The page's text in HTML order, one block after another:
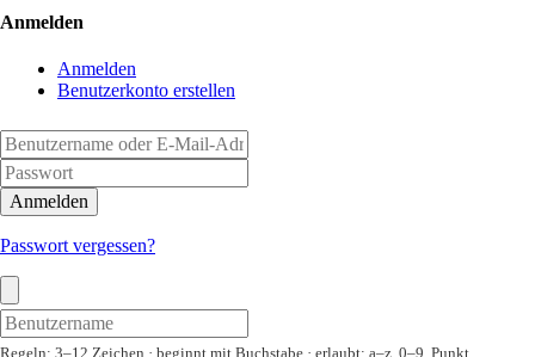
Anmelden
Anmelden
Benutzerkonto erstellen
Anmelden
Passwort vergessen?
Regeln: 3–12 Zeichen · beginnt mit Buchstabe · erlaubt: a–z, 0–9, Punkt,